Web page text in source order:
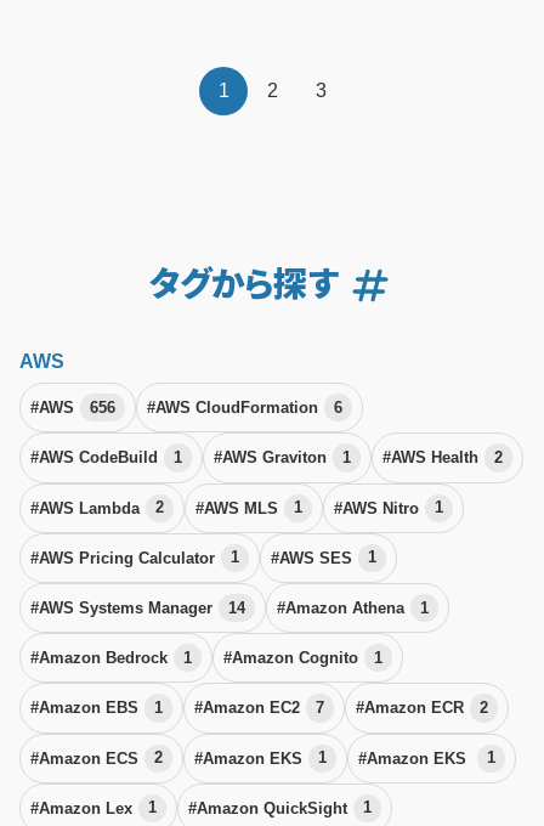
1 2 3
タグから探す
AWS
#AWS 656 #AWS CloudFormation 6
#AWS CodeBuild 1 #AWS Graviton 1 #AWS Health 2
#AWS Lambda 2 #AWS MLS 1 #AWS Nitro 1
#AWS Pricing Calculator 1 #AWS SES 1
#AWS Systems Manager 14 #Amazon Athena 1
#Amazon Bedrock 1 #Amazon Cognito 1
#Amazon EBS 1 #Amazon EC2 7 #Amazon ECR 2
#Amazon ECS 2 #Amazon EKS 1 #Amazon EKS 1
#Amazon Lex 1 #Amazon QuickSight 1